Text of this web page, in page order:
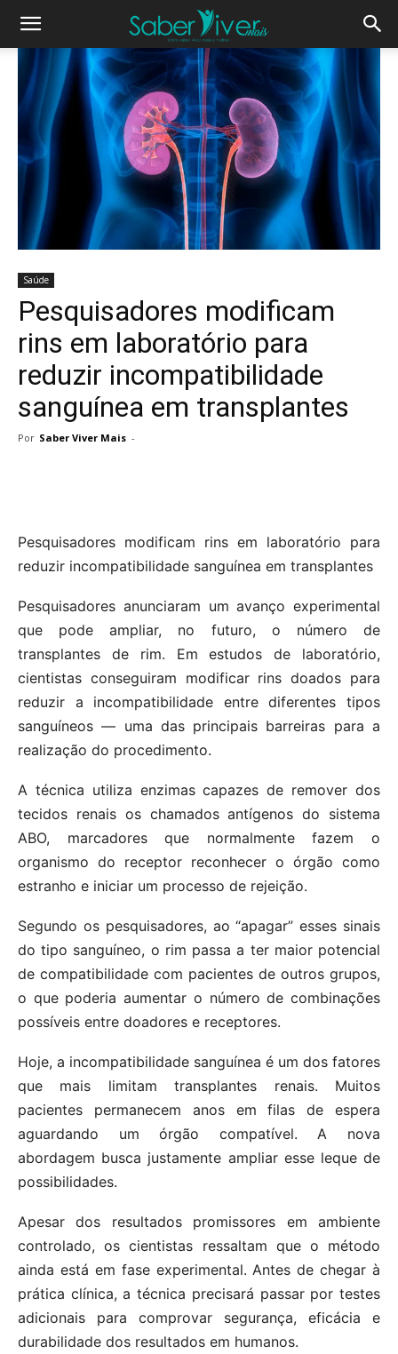
Saúde
Pesquisadores modificam
rins em laboratório para
reduzir incompatibilidade
sanguínea em transplantes
Por Saber Viver Mais -
Pesquisadores modificam rins em laboratório para
reduzir incompatibilidade sanguínea em transplantes
Pesquisadores anunciaram um avanço experimental
que pode ampliar, no futuro, o número de
transplantes de rim. Em estudos de laboratório,
cientistas conseguiram modificar rins doados para
reduzir a incompatibilidade entre diferentes tipos
sanguíneos — uma das principais barreiras para a
realização do procedimento.
A técnica utiliza enzimas capazes de remover dos
tecidos renais os chamados antígenos do sistema
ABO, marcadores que normalmente fazem o
organismo do receptor reconhecer o órgão como
estranho e iniciar um processo de rejeição.
Segundo os pesquisadores, ao “apagar” esses sinais
do tipo sanguíneo, o rim passa a ter maior potencial
de compatibilidade com pacientes de outros grupos,
o que poderia aumentar o número de combinações
possíveis entre doadores e receptores.
Hoje, a incompatibilidade sanguínea é um dos fatores
que mais limitam transplantes renais. Muitos
pacientes permanecem anos em filas de espera
aguardando um órgão compatível. A nova
abordagem busca justamente ampliar esse leque de
possibilidades.
Apesar dos resultados promissores em ambiente
controlado, os cientistas ressaltam que o método
ainda está em fase experimental. Antes de chegar à
prática clínica, a técnica precisará passar por testes
adicionais para comprovar segurança, eficácia e
durabilidade dos resultados em humanos.